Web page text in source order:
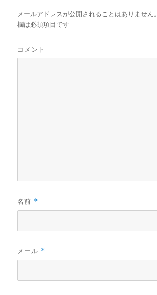
メールアドレスが公開されることはありません。
欄は必須項目です
コメント
名前 *
メール *